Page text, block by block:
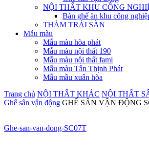
NỘI THẤT KHU CÔNG
Bàn ghế ăn khu công
THẢM TRẢI SÀN
Mẫu màu
Mẫu màu hòa phát
Mẫu màu nội thất 190
Mẫu màu nội thất fami
Mẫu màu Tân Thịnh Phát
Mẫu mầu xuân hòa
Trang chủ NỘI THẤT KHÁC NỘI THẤT
Ghế sân vận động GHẾ SÂN VẬN ĐỘNG
Ghe-san-van-dong-SC07T